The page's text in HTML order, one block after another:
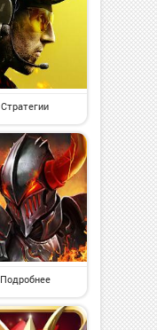
Стратегии
Подробнее